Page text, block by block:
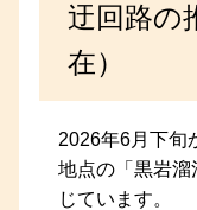
迂回路の
在）
2026年6月下旬
地点の「黒岩溜
じています。